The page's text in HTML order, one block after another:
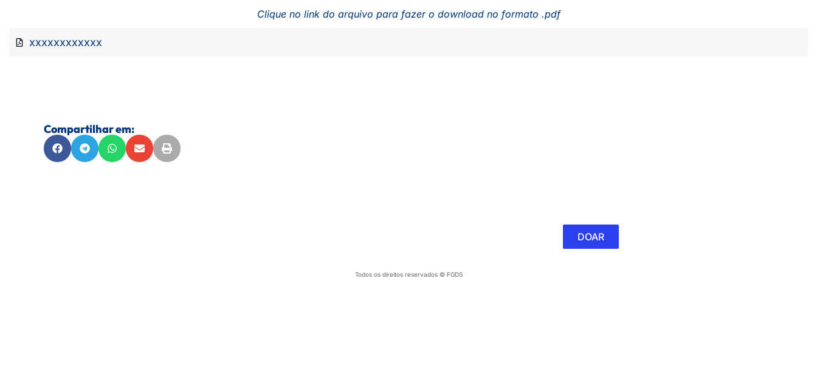
Clique no link do arquivo para fazer o download no formato .pdf
xxxxxxxxxxxx
Compartilhar em:
DOAR
Todos os direitos reservados © FGDS